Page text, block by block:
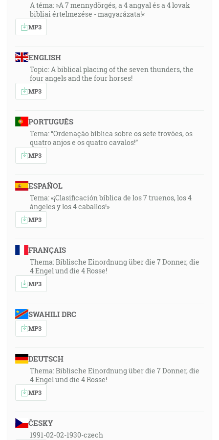
A téma: »A 7 mennydörgés, a 4 angyal és a 4 lovak
bibliai értelmezése - magyarázata!«
MP3
ENGLISH
Topic: A biblical placing of the seven thunders, the
four angels and the four horses!
MP3
PORTUGUÊS
Tema: “Ordenação bíblica sobre os sete trovões, os
quatro anjos e os quatro cavalos!”
MP3
ESPAÑOL
Tema: «¡Clasificación bíblica de los 7 truenos, los 4
ángeles y los 4 caballos!»
MP3
FRANÇAIS
Thema: Biblische Einordnung über die 7 Donner, die
4 Engel und die 4 Rosse!
MP3
SWAHILI DRC
MP3
DEUTSCH
Thema: Biblische Einordnung über die 7 Donner, die
4 Engel und die 4 Rosse!
MP3
ČESKY
1991-02-02-1930-czech